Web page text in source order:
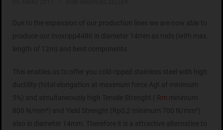
Due to the expansion of our production lines we are now able to
produce our Inoxripp4486 in diameter 14mm as rods (with max.
length of 12m) and bent components.
This enables us to offer you cold ripped stainless steel with high
ductility (total elongation at maximum force Agt of minimum
5%) and simultaneously high Tensile Strenght ( Rm minimum
800 N/mm²) and Yield Strenght (Rp0,2 minimum 700 N/mm²)
also in diameter 14mm. Therefore it is a attractive alternative to